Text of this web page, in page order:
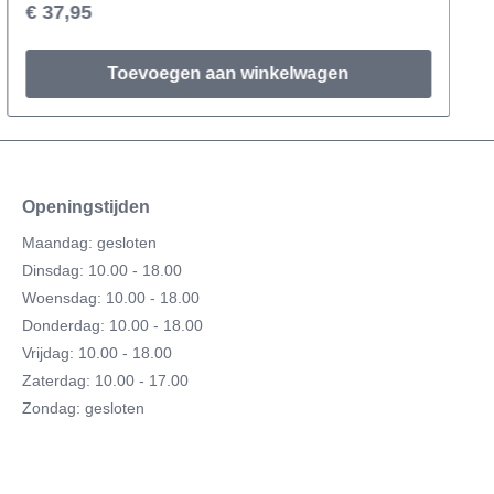
€ 37,95
Toevoegen aan winkelwagen
Openingstijden
Maandag: gesloten
Dinsdag: 10.00 - 18.00
Woensdag: 10.00 - 18.00
Donderdag: 10.00 - 18.00
Vrijdag: 10.00 - 18.00
Zaterdag: 10.00 - 17.00
Zondag: gesloten